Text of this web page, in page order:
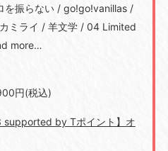
を振らない / go!go!vanillas /
ミライ / 羊文学 / 04 Limited
more…
円(税込)
supported by Tポイント】オ